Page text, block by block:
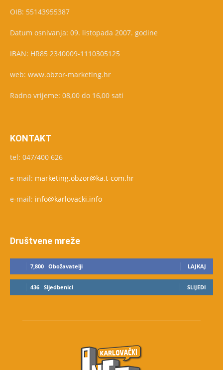
OIB: 55143955387
Datum osnivanja: 09. listopada 2007. godine
IBAN: HR85 2340009-1110305125
web: www.obzor-marketing.hr
Radno vrijeme: 08,00 do 16,00 sati
KONTAKT
tel: 047/400 626
e-mail: marketing.obzor@ka.t-com.hr
e-mail: info@karlovacki.info
Društvene mreže
7,800 Obožavatelji LAJKAJ
436 Sljedbenici SLIJEDI